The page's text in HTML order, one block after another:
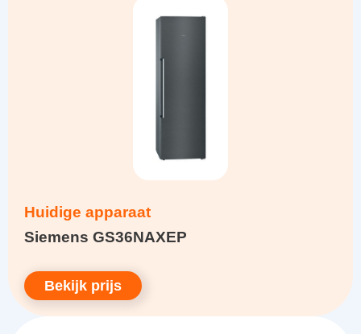
Huidige apparaat
Siemens GS36NAXEP
Bekijk prijs